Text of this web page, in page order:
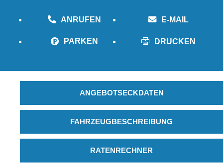
ANRUFEN E-MAIL
PARKEN DRUCKEN
ANGEBOTSECKDATEN
FAHRZEUGBESCHREIBUNG
RATENRECHNER